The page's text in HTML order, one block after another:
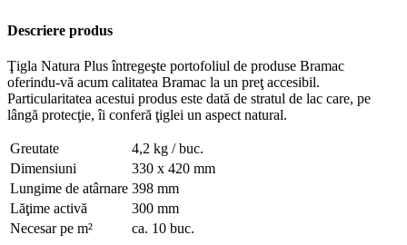
Descriere produs
Ţigla Natura Plus întregeşte portofoliul de produse Bramac
oferindu-vă acum calitatea Bramac la un preţ accesibil.
Particularitatea acestui produs este dată de stratul de lac care, pe
lângă protecţie, îi conferă ţiglei un aspect natural.
Greutate
4,2 kg / buc.
Dimensiuni
330 x 420 mm
Lungime de atârnare 398 mm
Lăţime activă
300 mm
Necesar pe m²
ca. 10 buc.